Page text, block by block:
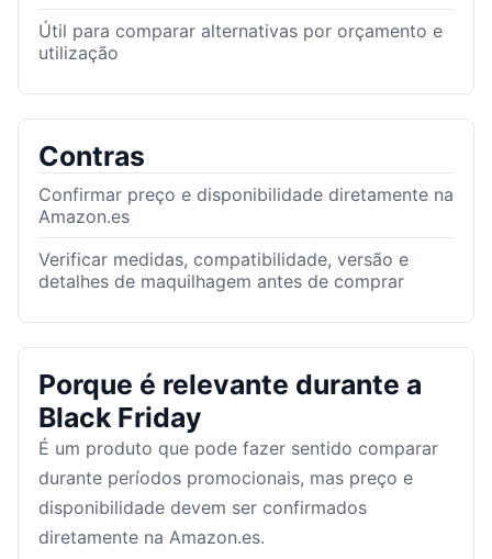
Útil para comparar alternativas por orçamento e
utilização
Contras
Confirmar preço e disponibilidade diretamente na
Amazon.es
Verificar medidas, compatibilidade, versão e
detalhes de maquilhagem antes de comprar
Porque é relevante durante a
Black Friday
É um produto que pode fazer sentido comparar
durante períodos promocionais, mas preço e
disponibilidade devem ser confirmados
diretamente na Amazon.es.